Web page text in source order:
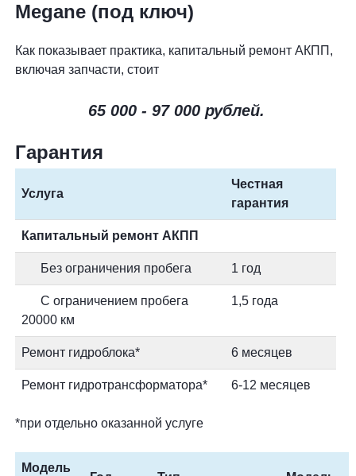
Megane (под ключ)
Как показывает практика, капитальный ремонт АКПП,
включая запчасти, стоит
65 000 - 97 000 рублей.
Гарантия
Услуга
Честная
гарантия
Капитальный ремонт АКПП
Без ограничения пробега 1 год
С ограничением пробега
20000 км
1,5 года
Ремонт гидроблока* 6 месяцев
Ремонт гидротрансформатора* 6-12 месяцев
*при отдельно оказанной услуге
Модель